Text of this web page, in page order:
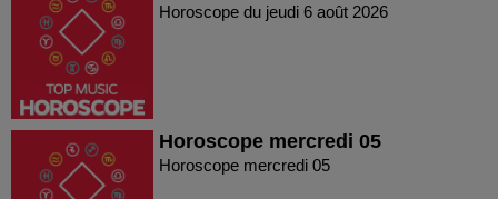
Horoscope du jeudi 6 août 2026
Horoscope mercredi 05
Horoscope mercredi 05